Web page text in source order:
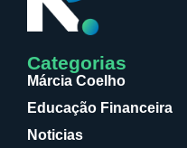
Categorias
Márcia Coelho
Educação Financeira
Noticias